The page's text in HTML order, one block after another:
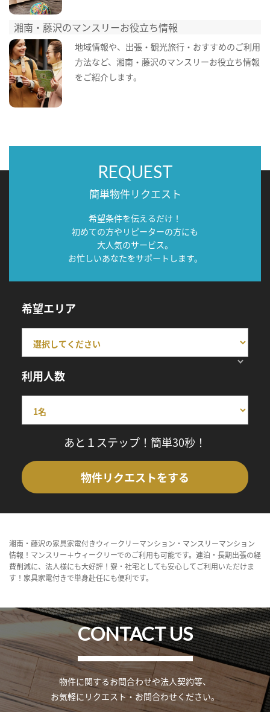
湘南・藤沢のマンスリーお役立ち情報
地域情報や、出張・観光旅行・おすすめのご利用
方法など、湘南・藤沢のマンスリーお役立ち情報
をご紹介します。
REQUEST
簡単物件リクエスト
希望条件を伝えるだけ！
初めての方やリピーターの方にも
大人気のサービス。
お忙しいあなたをサポートします。
希望エリア
利用人数
あと１ステップ！簡単30秒！
物件リクエストをする
湘南・藤沢の家具家電付きウィークリーマンション・マンスリーマンション
情報！マンスリー＋ウィークリーでのご利用も可能です。連泊・長期出張の経
費削減に、法人様にも大好評！寮・社宅としても安心してご利用いただけま
す！家具家電付きで単身赴任にも便利です。
CONTACT US
物件に関するお問合わせや法人契約等、
お気軽にリクエスト・お問合わせください。